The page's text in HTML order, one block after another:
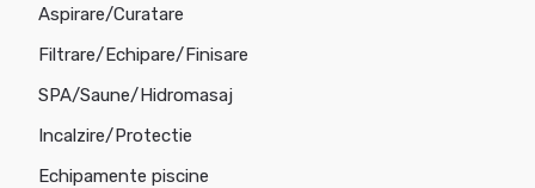
Aspirare/Curatare
Filtrare/Echipare/Finisare
SPA/Saune/Hidromasaj
Incalzire/Protectie
Echipamente piscine